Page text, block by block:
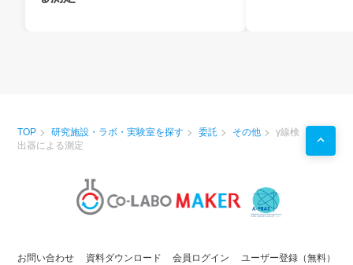
TOP 研究施設・ラボ・実験室を探す 委託 その他
γ線検
出器による測定
お問い合わせ 資料ダウンロード 会員ログイン ユーザー登録（無料）